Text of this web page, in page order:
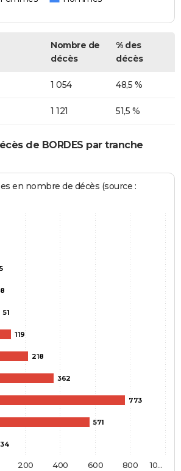
Nombre de
décès
% des
décès
1 054 48,5 %
1 121 51,5 %
de BORDES par tranche
en nombre de décès (source :
51
119
218
362
773
571
34
200 400 600 800 10…